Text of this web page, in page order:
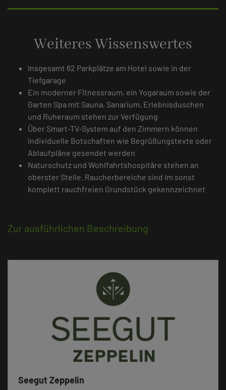
Weiteres Wissenswertes
Insgesamt 62 Parkplätze am Hotel sowie in der
Tiefgarage
Ein moderner Fitnessraum, ein Yoga­raum sowie der
Garten Spa mit Sauna, Sanarium, Erlebnisduschen
und Ruheraum stehen zur Verfügung
Über Smart-TV-System auf den Zimmern können
individuelle Botschaften wie Begrüßungstexte oder
Ablaufpläne gesendet werden
Naturschutz und Wohlfahrtshospitäre stehen an
oberster Stelle. Raucherbereiche sind im sonst
komplett rauchfreien Grundstück gekennzeichnet
Zur ausführlichen Beschreibung
Seegut Zeppelin